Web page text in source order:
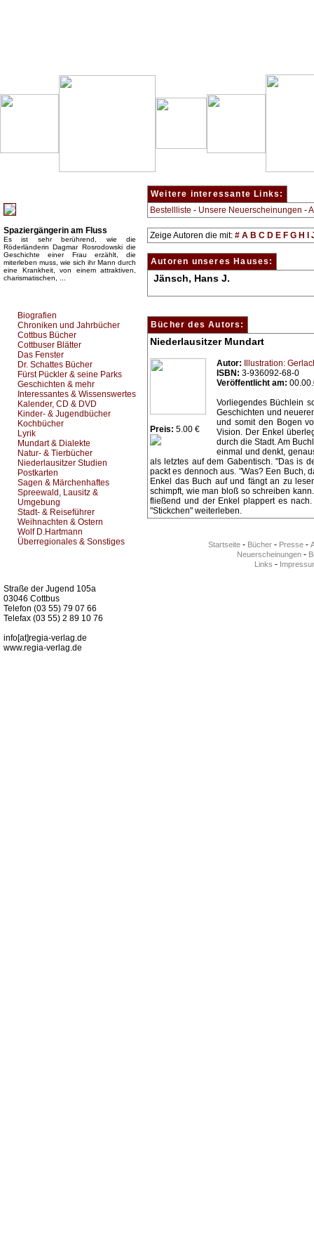
Spaziergängerin am Fluss
Es ist sehr berührend, wie die
Röderländerin Dagmar Rosrodowski die
Geschichte einer Frau erzählt, die
miterleben muss, wie sich ihr Mann durch
eine Krankheit, von einem attraktiven,
charismatischen, ...
Biografien
Chroniken und Jahrbücher
Cottbus Bücher
Cottbuser Blätter
Das Fenster
Dr. Schattes Bücher
Fürst Pückler & seine Parks
Geschichten & mehr
Interessantes & Wissenswertes
Kalender, CD & DVD
Kinder- & Jugendbücher
Kochbücher
Lyrik
Mundart & Dialekte
Natur- & Tierbücher
Niederlausitzer Studien
Postkarten
Sagen & Märchenhaftes
Spreewald, Lausitz &
Umgebung
Stadt- & Reiseführer
Weihnachten & Ostern
Wolf D.Hartmann
Überregionales & Sonstiges
Straße der Jugend 105a
03046 Cottbus
Telefon (03 55) 79 07 66
Telefax (03 55) 2 89 10 76
info[at]regia-verlag.de
www.regia-verlag.de
Weitere interessante Links:
Bestellliste - Unsere Neuerscheinungen -
Zeige Autoren die mit: # A B C D E F G H
Autoren unseres Hauses:
Jänsch, Hans J.
Bücher des Autors:
Niederlausitzer Mundart
Preis: 5.00 €
Autor:
Illustration:
ISBN: 3-936092-68-0
Veröffentlicht am:
Vorliegendes Büchlein
Geschichten und
und somit den Bogen
Vision. Der Enkel
durch die Stadt. Am
einmal und denkt,
als letztes auf dem Gabentisch. "Das is
packt es dennoch aus. "Was? Een Buch,
Enkel das Buch auf und fängt an zu
schimpft, wie man bloß so schreiben
fließend und der Enkel plappert es
"Stickchen" weiterleben.
Startseite - Bücher - Presse -
Neuerscheinungen-
Links -